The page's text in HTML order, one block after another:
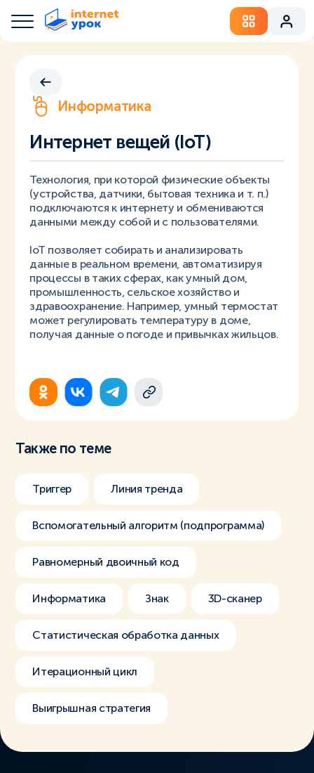
Информатика
Интернет вещей (IoT)
Технология, при которой физические объекты
(устройства, датчики, бытовая техника и т. п.)
подключаются к интернету и обмениваются
данными между собой и с пользователями.
IoT позволяет собирать и анализировать
данные в реальном времени, автоматизируя
процессы в таких сферах, как умный дом,
промышленность, сельское хозяйство и
здравоохранение. Например, умный термостат
может регулировать температуру в доме,
получая данные о погоде и привычках жильцов.
Также по теме
Триггер Линия тренда
Вспомогательный алгоритм (подпрограмма)
Равномерный двоичный код
Информатика Знак 3D-сканер
Статистическая обработка данных
Итерационный цикл
Выигрышная стратегия